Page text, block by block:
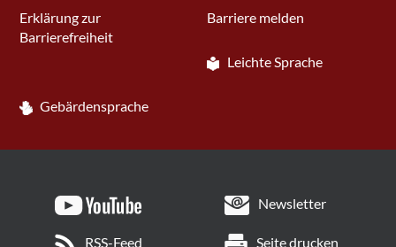
Erklärung zur
Barrierefreiheit
Barriere melden
Leichte Sprache
Gebärdensprache
Newsletter
RSS-Feed Seite drucken